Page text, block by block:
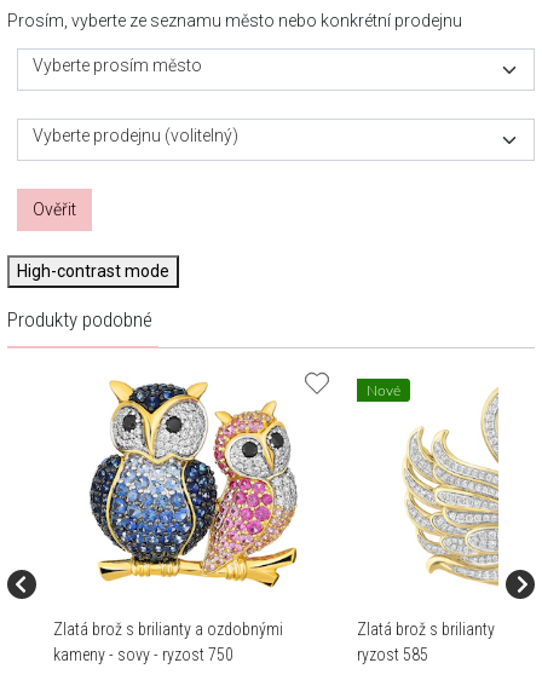
Prosím, vyberte ze seznamu město nebo konkrétní prodejnu
Vyberte prosím město
Vyberte prodejnu (volitelný)
Ověřit
High-contrast mode
Produkty podobné
Zlatá brož s brilianty a ozdobnými
kameny - sovy - ryzost 750
Nové
Zlatá brož s brilianty -
ryzost 585